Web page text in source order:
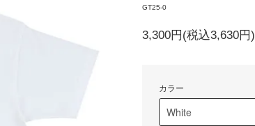
GT25-0
3,300円(税込3,630円)
カラー